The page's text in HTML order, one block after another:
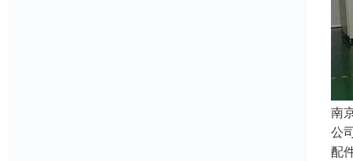
南
公
配